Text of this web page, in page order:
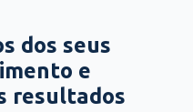
dos seus
e
resultados